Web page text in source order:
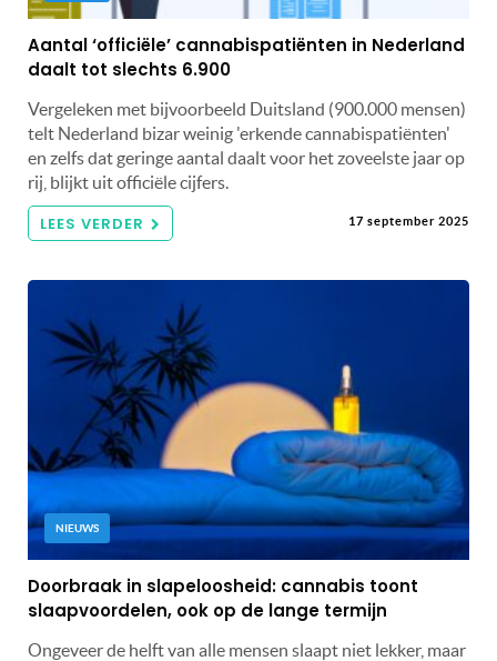
Aantal ‘officiële’ cannabispatiënten in Nederland
daalt tot slechts 6.900
Vergeleken met bijvoorbeeld Duitsland (900.000 mensen)
telt Nederland bizar weinig 'erkende cannabispatiënten'
en zelfs dat geringe aantal daalt voor het zoveelste jaar op
rij, blijkt uit officiële cijfers.
LEES VERDER 17 september 2025
NIEUWS
Doorbraak in slapeloosheid: cannabis toont
slaapvoordelen, ook op de lange termijn
Ongeveer de helft van alle mensen slaapt niet lekker, maar